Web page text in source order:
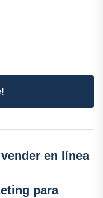
en línea
para